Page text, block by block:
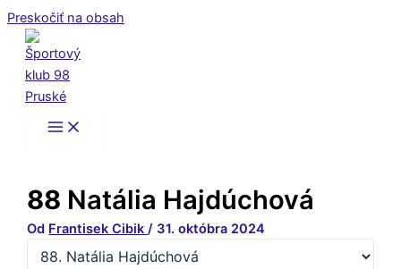
Preskočiť na obsah
88 Natália Hajdúchová
Od Frantisek Cibik/ 31. októbra 2024